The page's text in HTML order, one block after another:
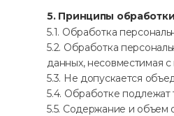
5. Принципы
5.1. Обработка
5.2. Обработка
данных, несовместимая
5.3. Не допускается
5.4. Обработке подлежат
5.5. Содержание и объем